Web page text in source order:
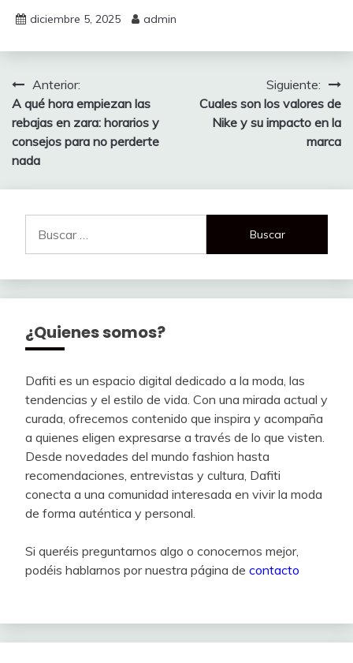
diciembre 5, 2025 admin
Navegación
de
entradas
Anterior:
A qué hora empiezan las
rebajas en zara: horarios y
consejos para no perderte
nada
Siguiente:
Cuales son los valores de
Nike y su impacto en la
marca
¿Quienes somos?
Dafiti es un espacio digital dedicado a la moda, las
tendencias y el estilo de vida. Con una mirada actual y
curada, ofrecemos contenido que inspira y acompaña
a quienes eligen expresarse a través de lo que visten.
Desde novedades del mundo fashion hasta
recomendaciones, entrevistas y cultura, Dafiti
conecta a una comunidad interesada en vivir la moda
de forma auténtica y personal.
Si queréis preguntarnos algo o conocernos mejor,
podéis hablarnos por nuestra página de contacto